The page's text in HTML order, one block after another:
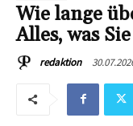
Wie lange
Alles, was
redaktion